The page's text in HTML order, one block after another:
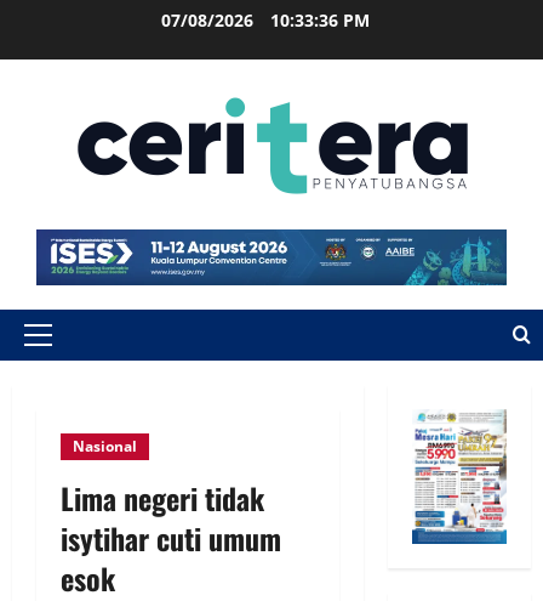
07/08/2026 10:33:37 PM
Nasional
Lima negeri tidak
isytihar cuti umum
esok